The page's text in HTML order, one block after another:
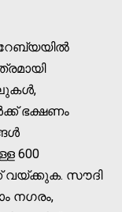
ഭക്ഷണം
600
വയ്ക്കുക. സൗദി
നഗരം,